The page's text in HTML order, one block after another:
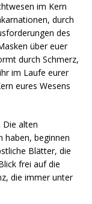
im Kern
durch
des
über euer
durch Schmerz,
im Laufe eurer
eures Wesens
Die alten
haben, beginnen
Blätter, die
frei auf die
die immer unter